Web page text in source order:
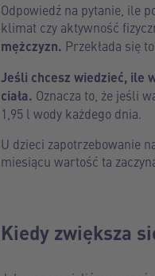
Odpowiedź na pytanie, ile
klimat czy aktywność
mężczyzn. Przekłada się
Jeśli chcesz wiedzieć, ile
ciała. Oznacza to, że jeśli
1,95 l wody każdego dnia.
U dzieci zapotrzebowanie
miesiącu wartość ta
Kiedy zwiększa